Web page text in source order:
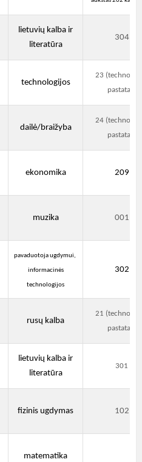
lietuvių kalba ir
literatūra
304
technologijos
23
pastatas)
dailė/braižyba
24
pastatas)
ekonomika 209
muzika 001
pavaduotoja ugdymui,
informacinės
technologijos
302
rusų kalba
21
pastatas)
lietuvių kalba ir
literatūra
301
fizinis ugdymas 102
matematika